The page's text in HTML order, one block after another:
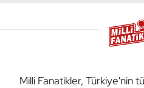
Milli Fanatikler, Türkiye'nin